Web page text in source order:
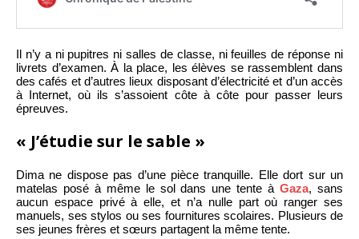
Il n’y a ni pupitres ni salles de classe, ni feuilles de réponse ni
livrets d’examen. À la place, les élèves se rassemblent dans
des cafés et d’autres lieux disposant d’électricité et d’un accès
à Internet, où ils s’assoient côte à côte pour passer leurs
épreuves.
« J’étudie sur le sable »
Dima ne dispose pas d’une pièce tranquille. Elle dort sur un
matelas posé à même le sol dans une tente àGaza, sans
aucun espace privé à elle, et n’a nulle part où ranger ses
manuels, ses stylos ou ses fournitures scolaires. Plusieurs de
ses jeunes frères et sœurs partagent la même tente.